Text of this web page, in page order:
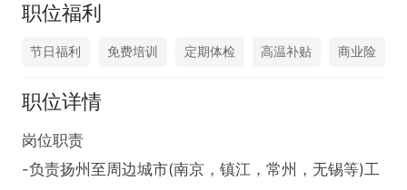
职位福利
节日福利 免费培训 定期体检 高温补贴 商业险
职位详情
岗位职责
-负责扬州至周边城市(南京，镇江，常州，无锡等)工